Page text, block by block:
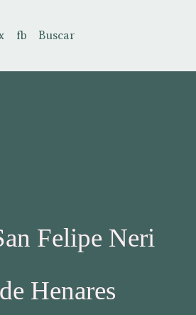
fb Buscar
Felipe Neri
Henares